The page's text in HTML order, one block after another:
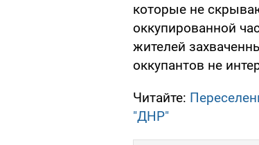
которые не
оккупированной
жителей
оккупантов не
Читайте:
"ДНР"